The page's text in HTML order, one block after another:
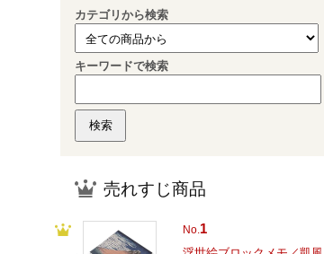
カテゴリから検索
キーワードで検索
売れすじ商品
No. 1